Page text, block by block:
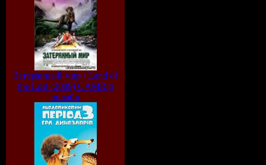
Затерянный мир / Land of
the Lost (2009) CAMRip
онлайн